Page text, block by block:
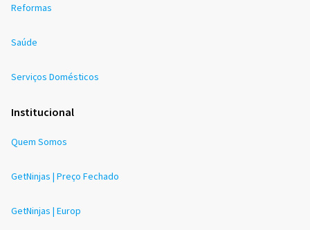
Reformas
Saúde
Serviços Domésticos
Institucional
Quem Somos
GetNinjas | Preço Fechado
GetNinjas | Europ